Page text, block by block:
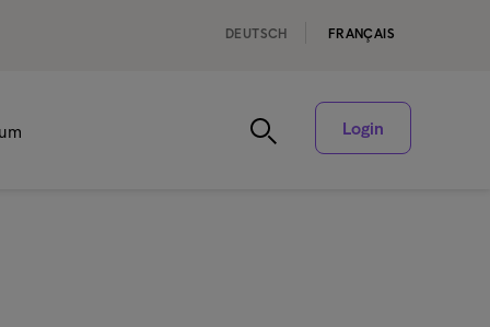
DEUTSCH FRANÇAIS
Login